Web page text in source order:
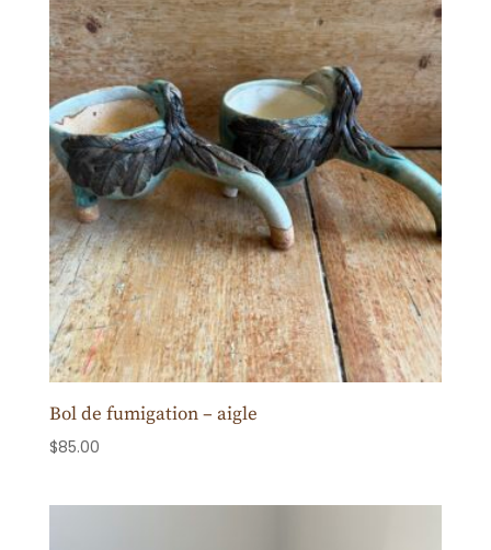
Bol de fumigation – aigle
$85.00